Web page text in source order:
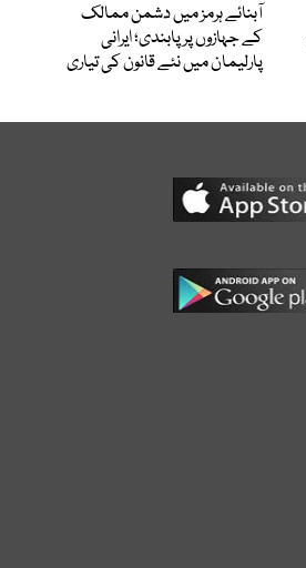
آبنائے ہرمز میں دشمن ممالک
کے جہازوں پر پابندی؛ ایرانی
پارلیمان میں نئے قانون کی تیاری